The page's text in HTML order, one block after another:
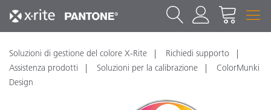
Soluzioni di gestione del colore X-Rite
Richiedi supporto
Assistenza prodotti
Soluzioni per la calibrazione
ColorMunki
Design